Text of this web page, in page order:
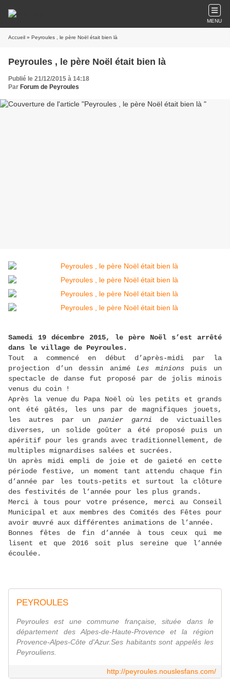
MENU
Accueil » Peyroules , le père Noël était bien là
Peyroules , le père Noël était bien là
Publié le 21/12/2015 à 14:18
Par Forum de Peyroules
Samedi 19 décembre 2015, le père Noël s’est arrêté
dans le village de Peyroules.
Tout a commencé en début d’après-midi par la
projection d’un dessin animé Les minions puis un
spectacle de danse fut proposé par de jolis minois
venus du coin !
Après la venue du Papa Noël où les petits et grands
ont été gâtés, les uns par de magnifiques jouets,
les autres par un panier garni de victuailles
diverses, un solide goûter a été proposé puis un
apéritif pour les grands avec traditionnellement, de
multiples mignardises salées et sucrées.
Un après midi empli de joie et de gaieté en cette
période festive, un moment tant attendu chaque fin
d’année par les touts-petits et surtout la clôture
des festivités de l’année pour les plus grands.
Merci à tous pour votre présence, merci au Conseil
Municipal et aux membres des Comités des Fêtes pour
avoir œuvré aux différentes animations de l’année.
Bonnes fêtes de fin d’année à tous ceux qui me
lisent et que 2016 soit plus sereine que l’année
écoulée.
PEYROULES
Peyroules est une commune française, située dans le
département des Alpes-de-Haute-Provence et la région
Provence-Alpes-Côte d'Azur.Ses habitants sont appelés les
Peyrouliens.
http://peyroules.nouslesfans.com/